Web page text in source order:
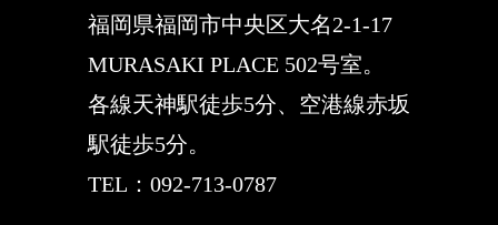
福岡県福岡市中央区大名2-1-17
MURASAKI PLACE 502号室。
各線天神駅徒歩5分、空港線赤坂
駅徒歩5分。
TEL：092-713-0787